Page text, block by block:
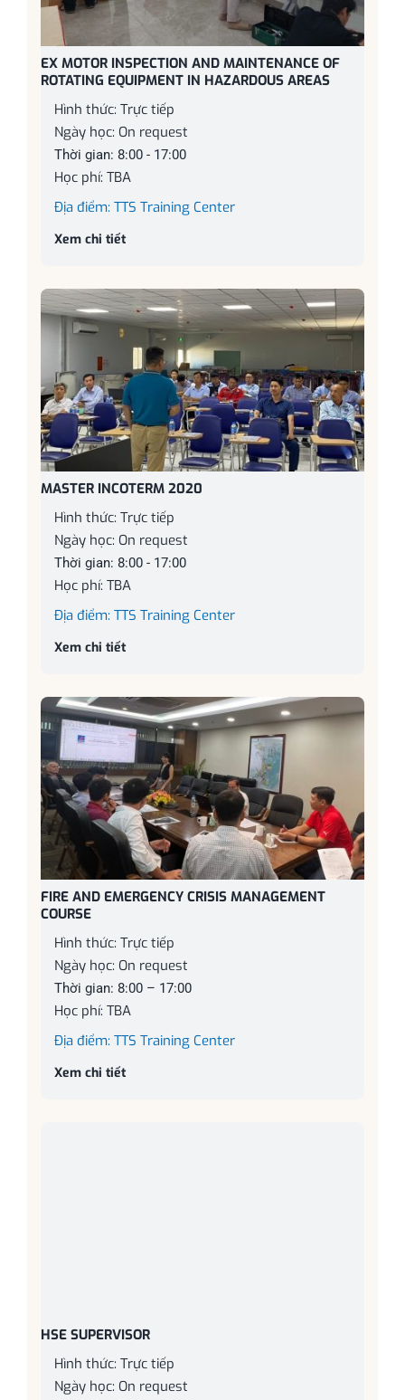
EX MOTOR INSPECTION AND MAINTENANCE OF
ROTATING EQUIPMENT IN HAZARDOUS AREAS
Hình thức: Trực tiếp
Ngày học: On request
Thời gian: 8:00 - 17:00
Học phí: TBA
Địa điểm: TTS Training Center
Xem chi tiết
MASTER INCOTERM 2020
Hình thức: Trực tiếp
Ngày học: On request
Thời gian: 8:00 - 17:00
Học phí: TBA
Địa điểm: TTS Training Center
Xem chi tiết
FIRE AND EMERGENCY CRISIS MANAGEMENT
COURSE
Hình thức: Trực tiếp
Ngày học: On request
Thời gian: 8:00 – 17:00
Học phí: TBA
Địa điểm: TTS Training Center
Xem chi tiết
HSE SUPERVISOR
Hình thức: Trực tiếp
Ngày học: On request